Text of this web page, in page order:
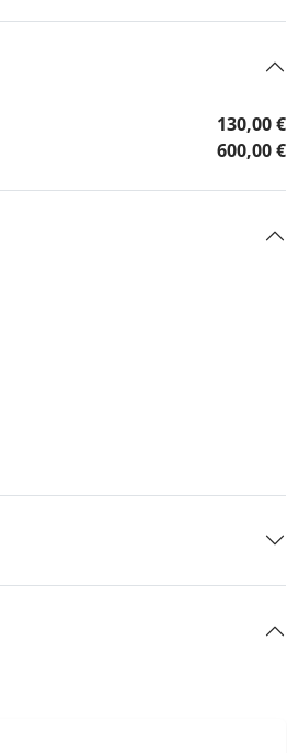
130,00 €
600,00 €